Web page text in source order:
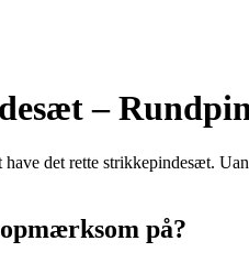
–
det rette strikkepindesæt.
på?